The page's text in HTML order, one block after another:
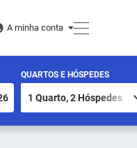
A minha conta
QUARTOS E HÓSPEDES